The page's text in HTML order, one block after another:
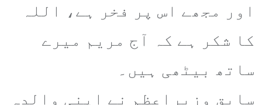
اور مجھے اس پر فخر ہے، اللہ
کا شکر ہے کہ آج مریم میرے
ساتھ بیٹھی ہیں۔
سابق وزیراعظم نے اپنی والدہ